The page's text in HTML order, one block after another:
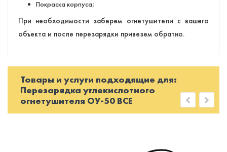
Покраска корпуса;
При необходимости заберем огнетушители с вашего
объекта и после перезарядки привезем обратно.
Товары и услуги подходящие для:
Перезарядка углекислотного
огнетушителя ОУ-50 BCE